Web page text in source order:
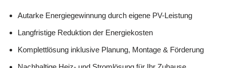
Autarke Energiegewinnung durch eigene PV-Leistung
Langfristige Reduktion der Energiekosten
Komplettlösung inklusive Planung, Montage & Förderung